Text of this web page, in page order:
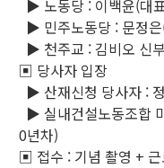
▶ 노동당 : 이백윤(대
▶ 민주노동당 : 문정
▶ 천주교 : 김비오 신
▣ 당사자 입장
▶ 산재신청 당사자 :
▶ 실내건설노동조합
0년차)
▣ 접수 : 기념 촬영 +